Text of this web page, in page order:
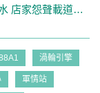
店家怨聲載道…
渦輪引擎
軍情站